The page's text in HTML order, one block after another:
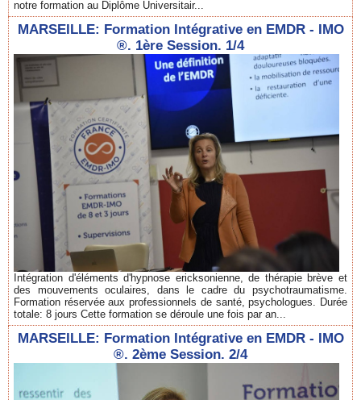
notre formation au Diplôme Universitair...
MARSEILLE: Formation Intégrative en EMDR - IMO
®. 1ère Session. 1/4
Intégration d'éléments d'hypnose ericksonienne, de thérapie brève et
des mouvements oculaires, dans le cadre du psychotraumatisme.
Formation réservée aux professionnels de santé, psychologues. Durée
totale: 8 jours Cette formation se déroule une fois par an...
MARSEILLE: Formation Intégrative en EMDR - IMO
®. 2ème Session. 2/4